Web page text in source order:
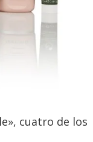
cuatro de los